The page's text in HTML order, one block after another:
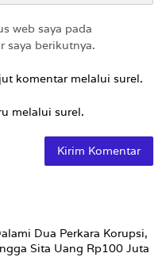
web saya pada
saya berikutnya.
komentar melalui surel.
melalui surel.
Dua Perkara Korupsi,
Sita Uang Rp100 Juta